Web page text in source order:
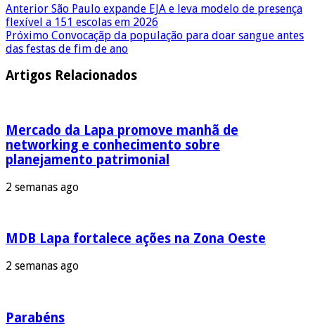
Anterior São Paulo expande EJA e leva modelo de presença
flexível a 151 escolas em 2026
Próximo Convocaçãp da população para doar sangue antes
das festas de fim de ano
Artigos Relacionados
Mercado da Lapa promove manhã de
networking e conhecimento sobre
planejamento patrimonial
2 semanas ago
MDB Lapa fortalece ações na Zona Oeste
2 semanas ago
Parabéns